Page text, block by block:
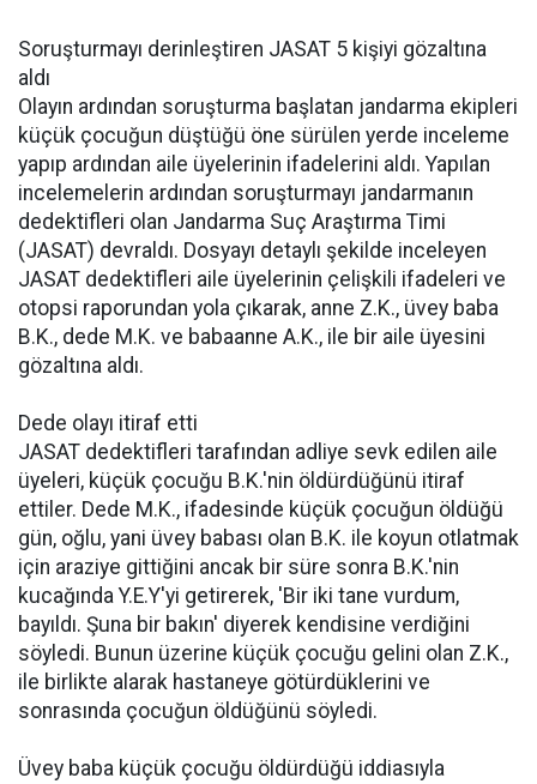
Soruşturmayı derinleştiren JASAT 5 kişiyi gözaltına
aldı
Olayın ardından soruşturma başlatan jandarma ekipleri
küçük çocuğun düştüğü öne sürülen yerde inceleme
yapıp ardından aile üyelerinin ifadelerini aldı. Yapılan
incelemelerin ardından soruşturmayı jandarmanın
dedektifleri olan Jandarma Suç Araştırma Timi
(JASAT) devraldı. Dosyayı detaylı şekilde inceleyen
JASAT dedektifleri aile üyelerinin çelişkili ifadeleri ve
otopsi raporundan yola çıkarak, anne Z.K., üvey baba
B.K., dede M.K. ve babaanne A.K., ile bir aile üyesini
gözaltına aldı.
Dede olayı itiraf etti
JASAT dedektifleri tarafından adliye sevk edilen aile
üyeleri, küçük çocuğu B.K.'nin öldürdüğünü itiraf
ettiler. Dede M.K., ifadesinde küçük çocuğun öldüğü
gün, oğlu, yani üvey babası olan B.K. ile koyun otlatmak
için araziye gittiğini ancak bir süre sonra B.K.'nin
kucağında Y.E.Y'yi getirerek, 'Bir iki tane vurdum,
bayıldı. Şuna bir bakın' diyerek kendisine verdiğini
söyledi. Bunun üzerine küçük çocuğu gelini olan Z.K.,
ile birlikte alarak hastaneye götürdüklerini ve
sonrasında çocuğun öldüğünü söyledi.
Üvey baba küçük çocuğu öldürdüğü iddiasıyla